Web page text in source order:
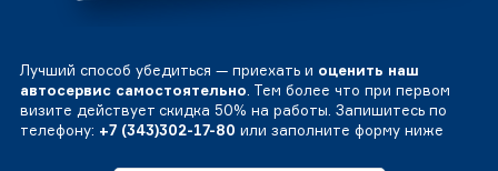
Лучший способ убедиться — приехать и оценить наш
автосервис самостоятельно. Тем более что при первом
визите действует скидка 50% на работы. Запишитесь по
телефону: +7 (343)302-17-80 или заполните форму ниже